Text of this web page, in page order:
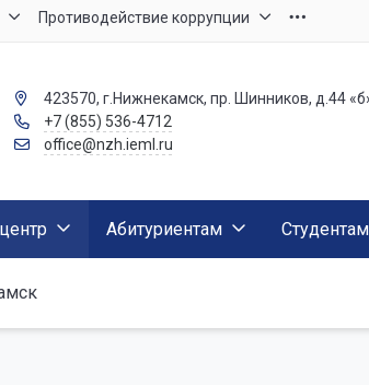
Противодействие коррупции
423570, г.Нижнекамск, пр. Шинников, д.44
+7 (855) 536-4712
office@nzh.ieml.ru
Абитуриентам Студентам